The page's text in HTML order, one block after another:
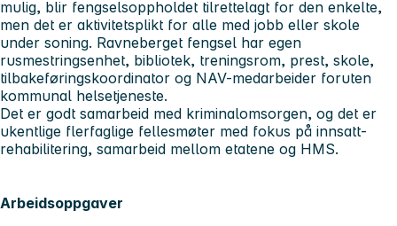
mulig, blir fengselsoppholdet tilrettelagt for den enkelte,
men det er aktivitetsplikt for alle med jobb eller skole
under soning. Ravneberget fengsel har egen
rusmestringsenhet, bibliotek, treningsrom, prest, skole,
tilbakeføringskoordinator og NAV-medarbeider foruten
kommunal helsetjeneste.
Det er godt samarbeid med kriminalomsorgen, og det er
ukentlige flerfaglige fellesmøter med fokus på innsatt-
rehabilitering, samarbeid mellom etatene og HMS.
Arbeidsoppgaver